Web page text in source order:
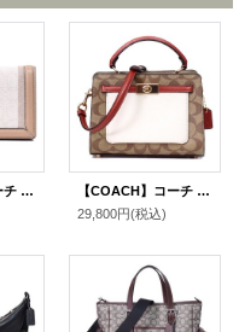
【COACH】コーチ キャンバス レザー シグネチャー ストライプ フラップ 2WAY クラッチ クロスボディー 斜めがけ ショルダーバッグ タフィーマルチ（日本未発売）
【COACH】コーチ コーティングキャンバス レザー シグネチャー ミニ レーン ハンドル クロスボディ 斜め掛け 2WAY ショルダー ハンドバッグ カーキチャークマルチ（日本未発売）
29,800円(税込)